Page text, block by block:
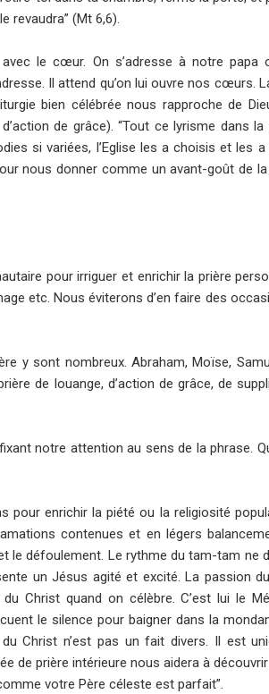
revaudra” (Mt 6,6).
le cœur. On s’adresse à notre papa
Il attend qu’on lui ouvre nos cœurs.
bien célébrée nous rapproche de
de grâce). “Tout ce lyrisme dans la
si variées, l’Eglise les a choisis et les a
nous donner comme un avant-goût de
pour irriguer et enrichir la prière
etc. Nous éviterons d’en faire des
y sont nombreux. Abraham, Moïse,
de louange, d’action de grâce, de
notre attention au sens de la phrase.
pour enrichir la piété ou la religiosité
contenues et en légers
le défoulement. Le rythme du tam-tam ne
un Jésus agité et excité. La passion
Christ quand on célèbre. C’est lui le
le silence pour baigner dans la
Christ n’est pas un fait divers. Il est
de prière intérieure nous aidera à découvrir
votre Père céleste est parfait”.